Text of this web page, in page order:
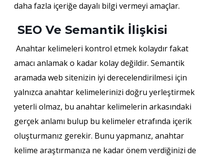
daha fazla içeriğe dayalı bilgi vermeyi amaçlar.
SEO Ve Semantik İlişkisi
Anahtar kelimeleri kontrol etmek kolaydır fakat
amacı anlamak o kadar kolay değildir. Semantik
aramada web sitenizin iyi derecelendirilmesi için
yalnızca anahtar kelimelerinizi doğru yerleştirmek
yeterli olmaz, bu anahtar kelimelerin arkasındaki
gerçek anlamı bulup bu kelimeler etrafında içerik
oluşturmanız gerekir. Bunu yapmanız, anahtar
kelime araştırmanıza ne kadar önem verdiğinizi de